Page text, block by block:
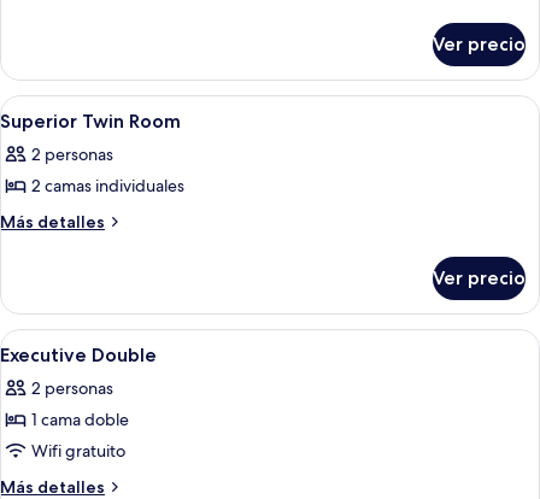
Room
Double
Room
Ver precio
Abrir
todas
las
fotos
de
Room
Habitación de hotel con dos camas,
3
Superior Twin Room
2 personas
2 camas individuales
Más detalles
Más
Twin
Room
Ver precio
Abrir
todas
las
fotos
de
Executive
1
Executive Double
2 personas
1 cama doble
Wifi gratuito
Más detalles
Más